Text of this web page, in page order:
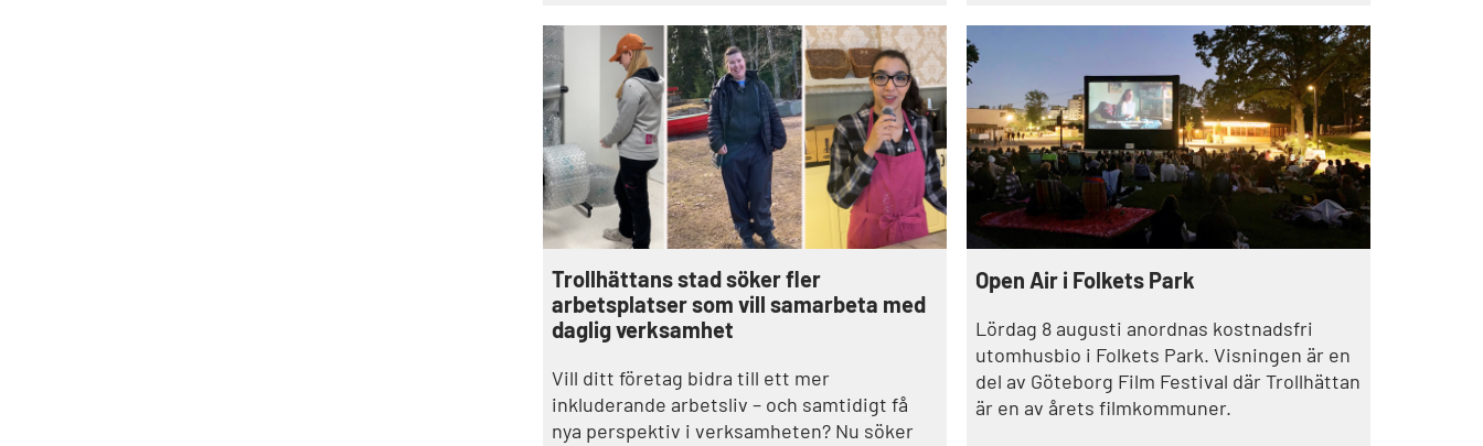
som står bakom priset, som kommer att
delas ut för första gången under vecka 47 nu
i höst.
Trollhättans stad söker fler
arbetsplatser som vill samarbeta med
daglig verksamhet
Vill ditt företag bidra till ett mer
inkluderande arbetsliv – och samtidigt få
nya perspektiv i verksamheten? Nu söker
Open Air i Folkets Park
Lördag 8 augusti anordnas kostnadsfri
utomhusbio i Folkets Park. Visningen är en
del av Göteborg Film Festival där Trollhättan
är en av årets filmkommuner.